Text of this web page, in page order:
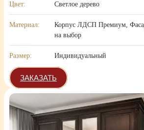
Цвет: Светлое дерево
Материал:
Корпус ЛДСП Премиум,
на выбор
Размер: Индивидуальный
ЗАКАЗАТЬ